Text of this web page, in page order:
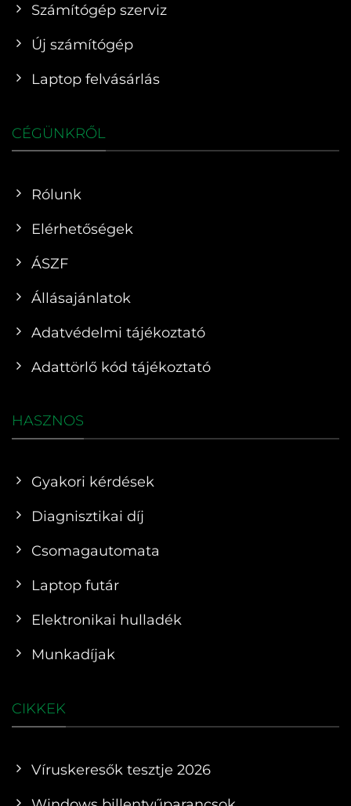
Számítógép szerviz
Új számítógép
Laptop felvásárlás
CÉGÜNKRŐL
Rólunk
Elérhetőségek
ÁSZF
Állásajánlatok
Adatvédelmi tájékoztató
Adattörlő kód tájékoztató
HASZNOS
Gyakori kérdések
Diagnisztikai díj
Csomagautomata
Laptop futár
Elektronikai hulladék
Munkadíjak
CIKKEK
Víruskeresők tesztje 2026